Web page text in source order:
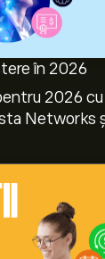
în 2026
2026
Networks